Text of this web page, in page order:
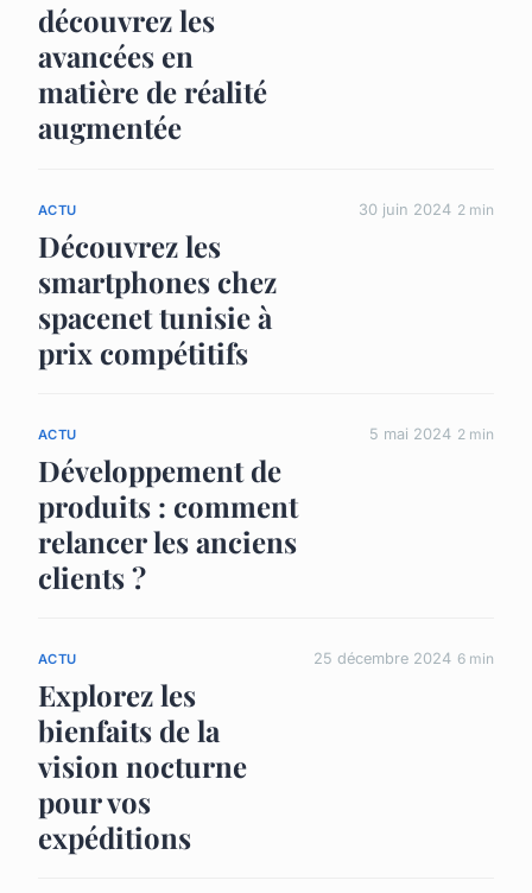
découvrez les
avancées en
matière de réalité
augmentée
ACTU
Découvrez les
smartphones chez
spacenet tunisie à
prix compétitifs
30 juin 2024 2 min
ACTU
Développement de
produits : comment
relancer les anciens
clients ?
5 mai 2024 2 min
ACTU
Explorez les
bienfaits de la
vision nocturne
pour vos
expéditions
25 décembre 2024 6 min